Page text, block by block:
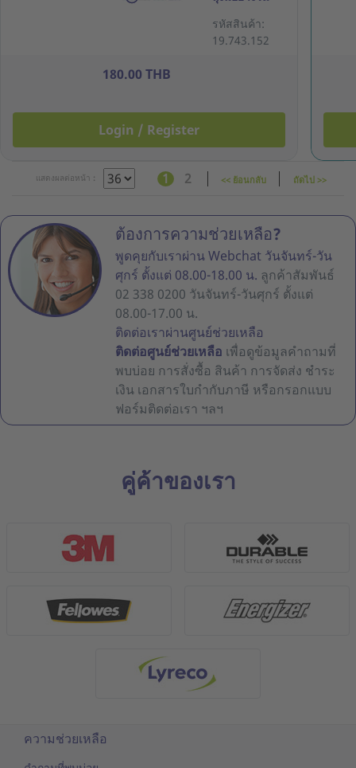
กรัม M กล่อง
100 ชิ้น
รหัสสินค้า:
19.743.152
180.00 THB
Login / Register
แสดงผลต่อหน้า : 1 2 << ย้อนกลับ ถัดไป >>
ต้องการความช่วยเหลือ?
พูดคุยกับเราผ่าน Webchat วันจันทร์-วัน
ศุกร์ ตั้งแต่ 08.00-18.00 น. ลูกค้าสัมพันธ์
02 338 0200 วันจันทร์-วันศุกร์ ตั้งแต่
08.00-17.00 น.
ติดต่อเราผ่านศูนย์ช่วยเหลือ
ติดต่อศูนย์ช่วยเหลือ เพื่อดูข้อมูลคำถามที่
พบบ่อย การสั่งซื้อ สินค้า การจัดส่ง ชำระ
เงิน เอกสารใบกำกับภาษี หรือกรอกแบบ
ฟอร์มติดต่อเรา ฯลฯ
คู่ค้าของเรา
ความช่วยเหลือ